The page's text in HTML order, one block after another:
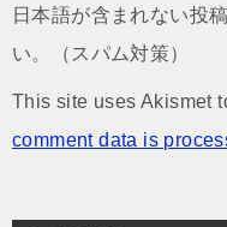
日本語が含まれない投
い。（スパム対策）
This site uses Akismet
comment data is